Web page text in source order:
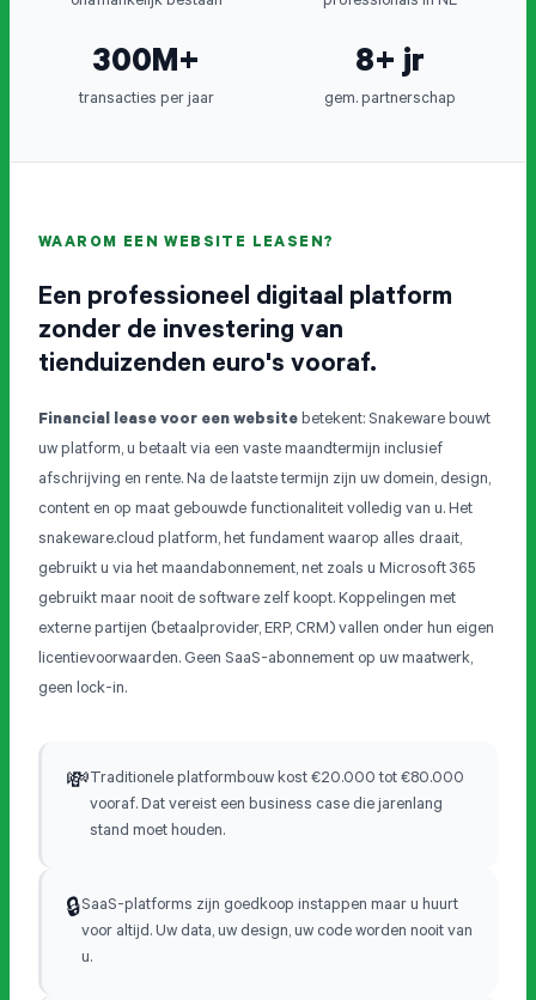
300M+
transacties per jaar
8+ jr
gem. partnerschap
WAAROM EEN WEBSITE LEASEN?
Een professioneel digitaal platform
zonder de investering van
tienduizenden euro's vooraf.
Financial lease voor een website betekent: Snakeware bouwt
uw platform, u betaalt via een vaste maandtermijn inclusief
afschrijving en rente. Na de laatste termijn zijn uw domein, design,
content en op maat gebouwde functionaliteit volledig van u. Het
snakeware.cloud platform, het fundament waarop alles draait,
gebruikt u via het maandabonnement, net zoals u Microsoft 365
gebruikt maar nooit de software zelf koopt. Koppelingen met
externe partijen (betaalprovider, ERP, CRM) vallen onder hun eigen
licentievoorwaarden. Geen SaaS-abonnement op uw maatwerk,
geen lock-in.
💸Traditionele platformbouw kost €20.000 tot €80.000
vooraf. Dat vereist een business case die jarenlang
stand moet houden.
🔒SaaS-platforms zijn goedkoop instappen maar u huurt
voor altijd. Uw data, uw design, uw code worden nooit van
u.